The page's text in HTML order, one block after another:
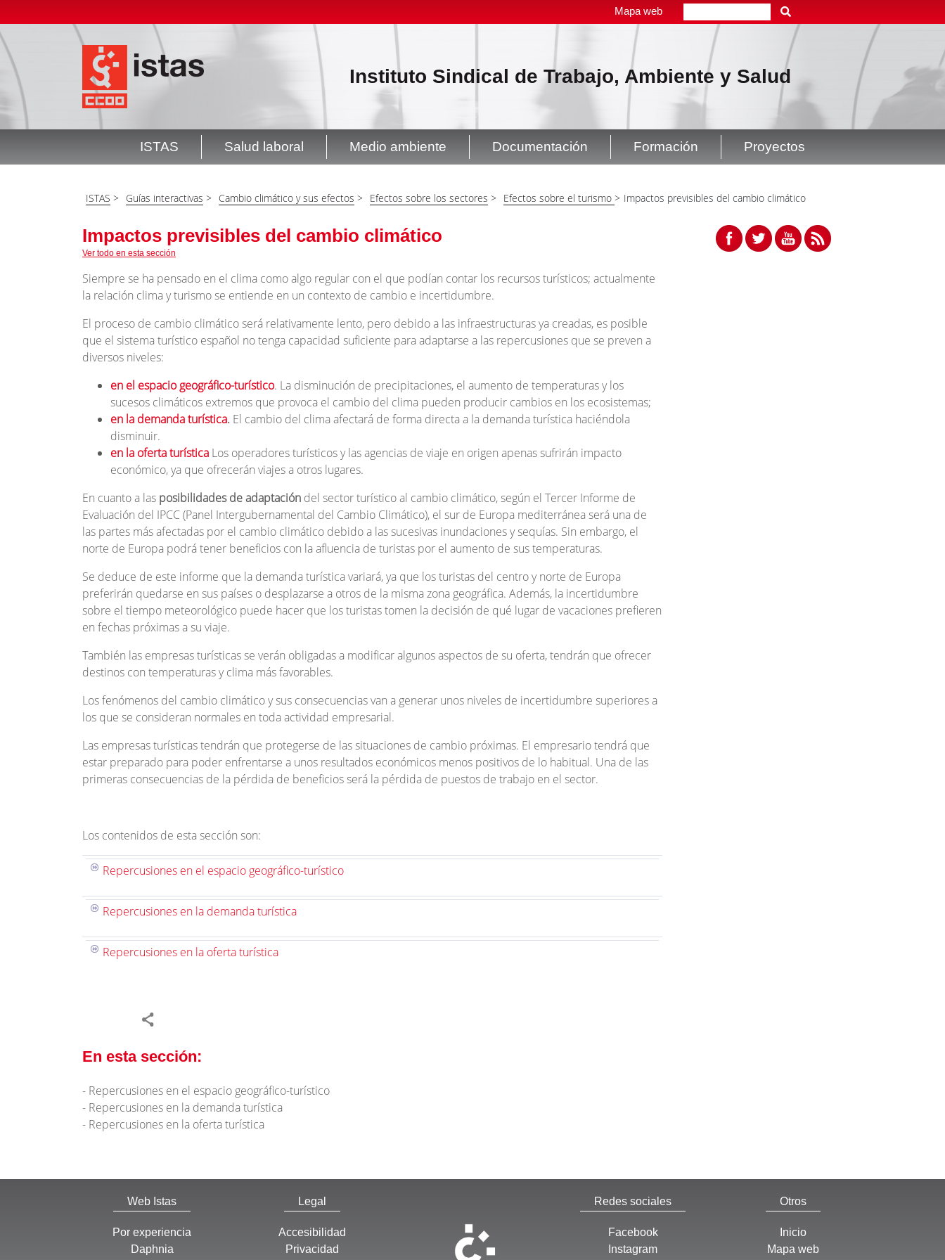
al
contenido
principal
menú
Mapa web
Instituto Sindical de Trabajo, Ambiente y Salud
Navegación
ISTAS Salud laboral Medio ambiente Documentación Formación Proyectos
ISTAS > Guías interactivas > Cambio climático y sus efectos > Efectos sobre los sectores > Efectos sobre el turismo > Impactos previsibles del cambio climático
Impactos previsibles del cambio climático
Ver todo en esta sección
Siempre se ha pensado en el clima como algo regular con el que podían contar los recursos turísticos; actualmente
la relación clima y turismo se entiende en un contexto de cambio e incertidumbre.
El proceso de cambio climático será relativamente lento, pero debido a las infraestructuras ya creadas, es posible
que el sistema turístico español no tenga capacidad suficiente para adaptarse a las repercusiones que se preven a
diversos niveles:
en el espacio geográfico-turístico. La disminución de precipitaciones, el aumento de temperaturas y los
sucesos climáticos extremos que provoca el cambio del clima pueden producir cambios en los ecosistemas;
en la demanda turística. El cambio del clima afectará de forma directa a la demanda turística haciéndola
disminuir.
en la oferta turística Los operadores turísticos y las agencias de viaje en origen apenas sufrirán impacto
económico, ya que ofrecerán viajes a otros lugares.
En cuanto a las posibilidades de adaptación del sector turístico al cambio climático, según el Tercer Informe de
Evaluación del IPCC (Panel Intergubernamental del Cambio Climático), el sur de Europa mediterránea será una de
las partes más afectadas por el cambio climático debido a las sucesivas inundaciones y sequías. Sin embargo, el
norte de Europa podrá tener beneficios con la afluencia de turistas por el aumento de sus temperaturas.
Se deduce de este informe que la demanda turística variará, ya que los turistas del centro y norte de Europa
preferirán quedarse en sus países o desplazarse a otros de la misma zona geográfica. Además, la incertidumbre
sobre el tiempo meteorológico puede hacer que los turistas tomen la decisión de qué lugar de vacaciones prefieren
en fechas próximas a su viaje.
También las empresas turísticas se verán obligadas a modificar algunos aspectos de su oferta, tendrán que ofrecer
destinos con temperaturas y clima más favorables.
Los fenómenos del cambio climático y sus consecuencias van a generar unos niveles de incertidumbre superiores a
los que se consideran normales en toda actividad empresarial.
Las empresas turísticas tendrán que protegerse de las situaciones de cambio próximas. El empresario tendrá que
estar preparado para poder enfrentarse a unos resultados económicos menos positivos de lo habitual. Una de las
primeras consecuencias de la pérdida de beneficios será la pérdida de puestos de trabajo en el sector.
Los contenidos de esta sección son:
Repercusiones en el espacio geográfico-turístico
Repercusiones en la demanda turística
Repercusiones en la oferta turística
En esta sección:
Repercusiones en el espacio geográfico-turístico
Repercusiones en la demanda turística
Repercusiones en la oferta turística
Web Istas
Por experiencia
Daphnia
Legal
Accesibilidad
Privacidad
Redes sociales
Facebook
Instagram
Otros
Inicio
Mapa web